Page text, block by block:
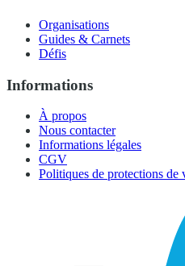
Organisations
Guides & Carnets
Défis
Informations
À propos
Nous contacter
Informations légales
CGV
Politiques de protections de